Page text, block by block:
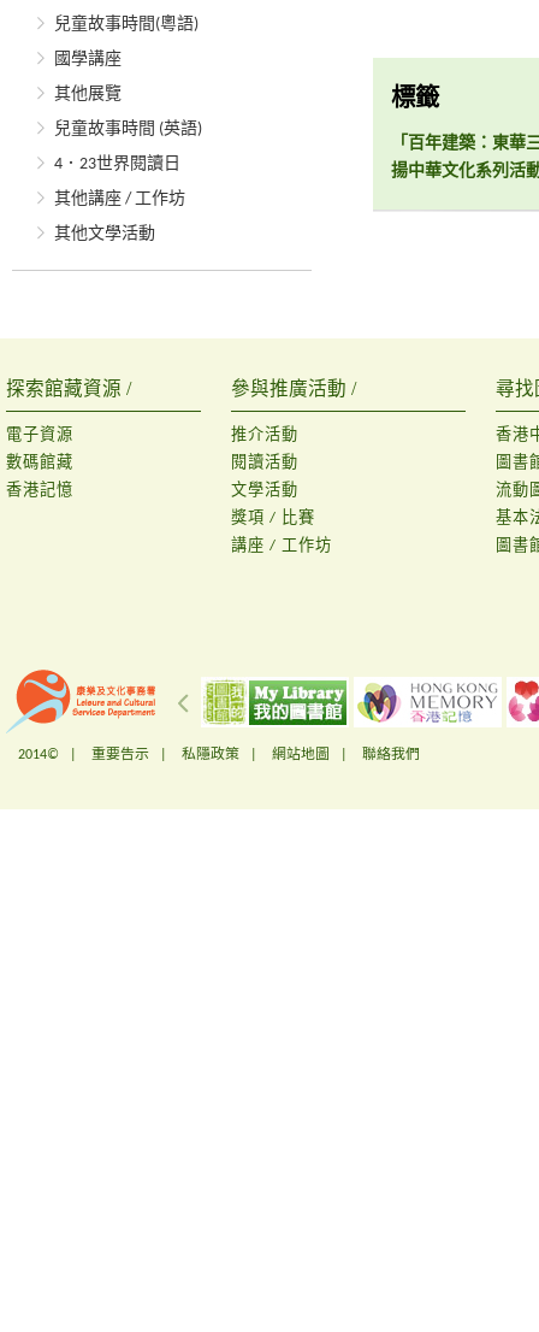
兒童故事時間(粵語)
國學講座
其他展覽
兒童故事時間 (英語)
4．23世界閱讀日
其他講座 / 工作坊
其他文學活動
標籤
「百年建築：東華
揚中華文化系列活
探索館藏資源 /
電子資源
數碼館藏
香港記憶
參與推廣活動 /
推介活動
閱讀活動
文學活動
獎項 / 比賽
講座 / 工作坊
尋找
香港
圖書
流動
基本
圖書
2014© | 重要告示 私隱政策 網站地圖 聯絡我們